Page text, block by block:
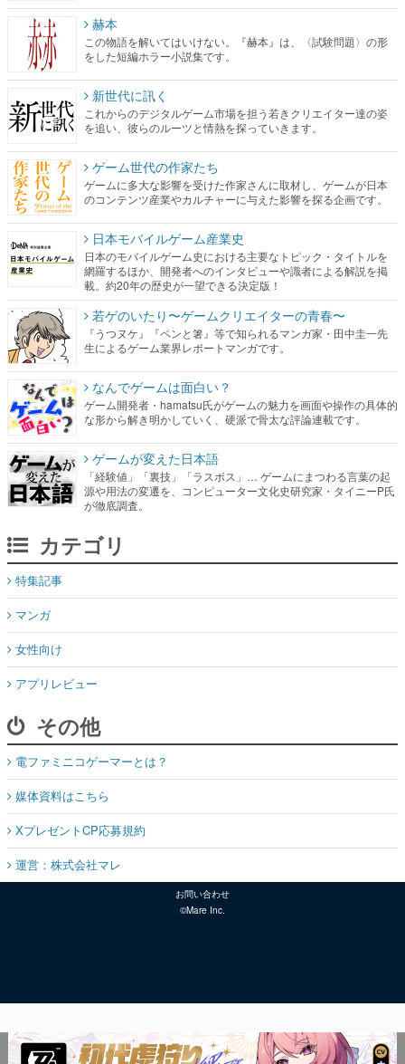
赫本
この物語を解いてはいけない。『赫本』は、〈試験問題〉の形
をした短編ホラー小説集です。
新世代に訊く
これからのデジタルゲーム市場を担う若きクリエイター達の姿
を追い、彼らのルーツと情熱を探っていきます。
ゲーム世代の作家たち
ゲームに多大な影響を受けた作家さんに取材し、ゲームが日本
のコンテンツ産業やカルチャーに与えた影響を探る企画です。
日本モバイルゲーム産業史
日本のモバイルゲーム史における主要なトピック・タイトルを
網羅するほか、開発者へのインタビューや識者による解説を掲
載。約20年の歴史が一望できる決定版！
若ゲのいたり〜ゲームクリエイターの青春〜
『うつヌケ』『ペンと箸』等で知られるマンガ家・田中圭一先
生によるゲーム業界レポートマンガです。
なんでゲームは面白い？
ゲーム開発者・hamatsu氏がゲームの魅力を画面や操作の具体的
な形から解き明かしていく、硬派で骨太な評論連載です。
ゲームが変えた日本語
「経験値」「裏技」「ラスボス」… ゲームにまつわる言葉の起
源や用法の変遷を、コンピューター文化史研究家・タイニーP氏
が徹底調査。
カテゴリ
特集記事
マンガ
女性向け
アプリレビュー
その他
電ファミニコゲーマーとは？
媒体資料はこちら
XプレゼントCP応募規約
運営：株式会社マレ
お問い合わせ
©Mare Inc.